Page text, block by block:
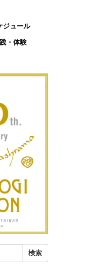
ジュール
・体験